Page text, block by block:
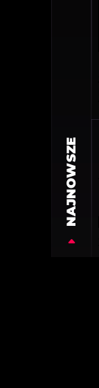
NAJNOWSZE